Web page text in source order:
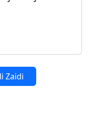
Zaidi